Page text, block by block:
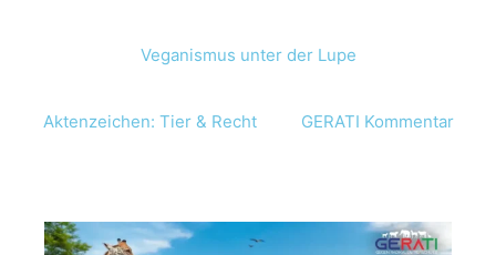
Veganismus unter der Lupe
Aktenzeichen: Tier & Recht GERATI Kommentar